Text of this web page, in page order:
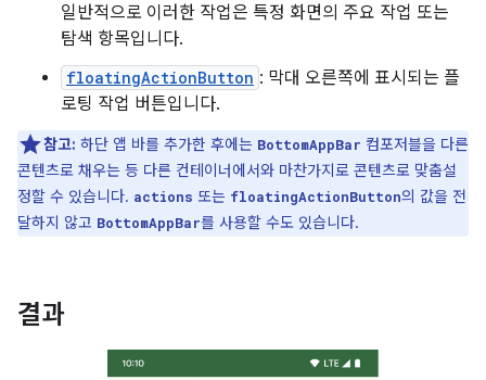
일반적으로 이러한 작업은 특정 화면의 주요 작업 또는
탐색 항목입니다.
floatingActionButton : 막대 오른쪽에 표시되는 플
로팅 작업 버튼입니다.
참고: 하단 앱 바를 추가한 후에는 BottomAppBar 컴포저블을 다른
콘텐츠로 채우는 등 다른 컨테이너에서와 마찬가지로 콘텐츠로 맞춤설
정할 수 있습니다. actions 또는 floatingActionButton의 값을 전
달하지 않고 BottomAppBar를 사용할 수도 있습니다.
결과